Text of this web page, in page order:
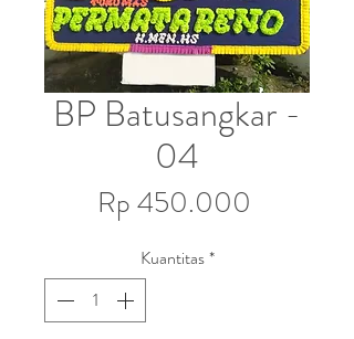
BP Batusangkar -
04
Rp 450.000
Kuantitas*